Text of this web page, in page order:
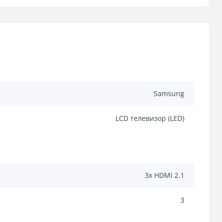
Samsung
LCD телевизор (LED)
3x HDMI 2.1
3